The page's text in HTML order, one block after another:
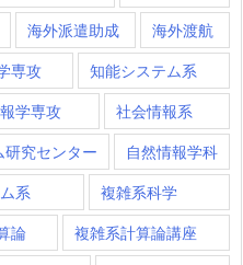
海外派遣助成 海外渡航
専攻 知能システム系
学専攻 社会情報系
究センター 自然情報学科
系 複雑系科学
論 複雑系計算論講座